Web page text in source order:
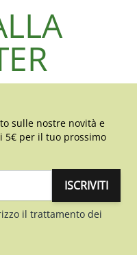
sulle nostre novità e
5€ per il tuo prossimo
ISCRIVITI
il trattamento dei